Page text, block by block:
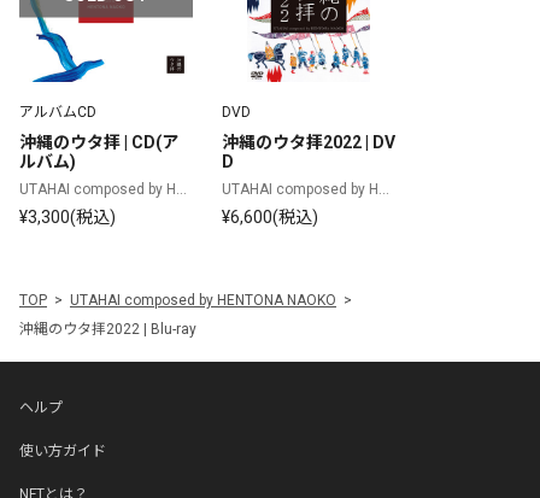
アルバムCD
沖縄のウタ拝 | CD(ア
ルバム)
UTAHAI composed by HE
NTONA NAOKO
¥3,300(税込)
DVD
沖縄のウタ拝2022 | DV
D
UTAHAI composed by HE
NTONA NAOKO
¥6,600(税込)
TOP
UTAHAI composed by HENTONA NAOKO
沖縄のウタ拝2022 | Blu-ray
ヘルプ
使い方ガイド
NFTとは？